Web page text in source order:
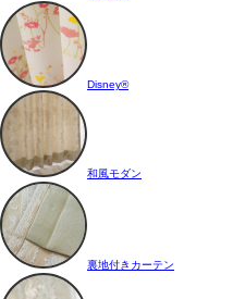
Disney®
和風モダン
裏地付きカーテン